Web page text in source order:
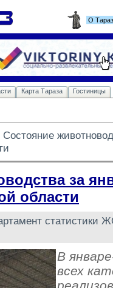
О
Карта Тараза Гостиницы
Состояние
за
области
статистики
В
всех